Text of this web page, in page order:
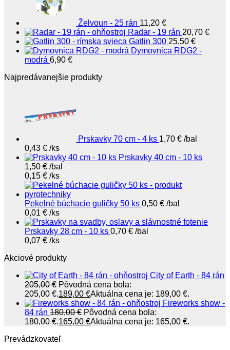
Želvoun - 25 rán 11,20 €
Radar - 19 rán 20,70 €
Gatlin 300 25,50 €
Dymovnica RDG2 -
modrá 6,90 €
Najpredávanejšie produkty
Prskavky 70 cm - 4 ks 1,70 € /bal
0,43 € /ks
Prskavky 40 cm - 10 ks
1,50 € /bal
0,15 € /ks
Pekelné búchacie guličky 50 ks 0,50 € /bal
0,01 € /ks
Prskavky 28 cm - 10 ks 0,70 € /bal
0,07 € /ks
Akciové produkty
City of Earth - 84 rán
205,00€ Pôvodná cena bola:
205,00 €.189,00 €Aktuálna cena je: 189,00 €.
Fireworks show -
84 rán 180,00€ Pôvodná cena bola:
180,00 €.165,00 €Aktuálna cena je: 165,00 €.
Prevádzkovateľ